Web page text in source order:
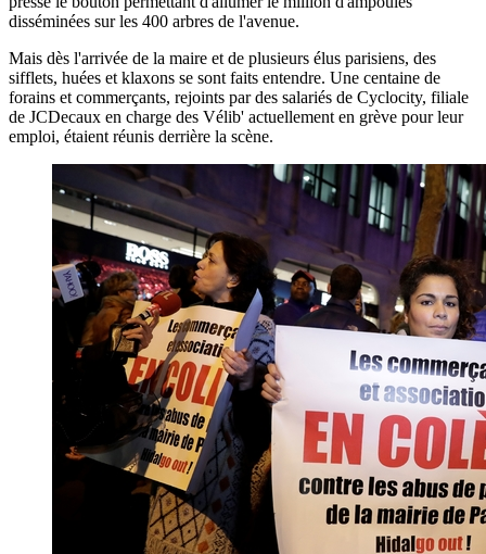
disséminées sur les 400 arbres de l'avenue.
Mais dès l'arrivée de la maire et de plusieurs élus parisiens, des
sifflets, huées et klaxons se sont faits entendre. Une centaine de
forains et commerçants, rejoints par des salariés de Cyclocity, filiale
de JCDecaux en charge des Vélib' actuellement en grève pour leur
emploi, étaient réunis derrière la scène.